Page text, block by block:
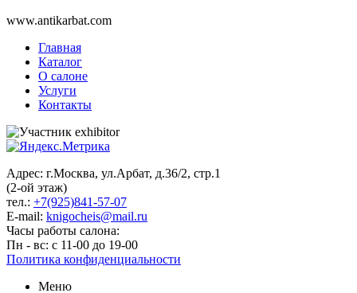
www.antikarbat.com
Главная
Каталог
О салоне
Услуги
Контакты
Адрес: г.Москва, ул.Арбат, д.36/2, стр.1
(2-ой этаж)
тел.: +7(925)841-57-07
E-mail: knigocheis@mail.ru
Часы работы салона:
Пн - вс: с 11-00 до 19-00
Политика конфиденциальности
Меню